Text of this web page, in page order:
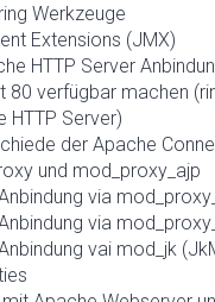
Werkzeuge
Extensions (JMX)
HTTP Server
80 verfügbar machen
HTTP Server)
der Apache
und mod_proxy_ajp
via
via
vai mod_jk